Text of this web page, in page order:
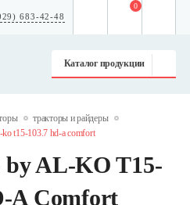
683-42-48
Каталог продукции
0
тракторы и райдеры
ko t15-103.7 hd-a comfort
by AL-KO T15-
A Comfort